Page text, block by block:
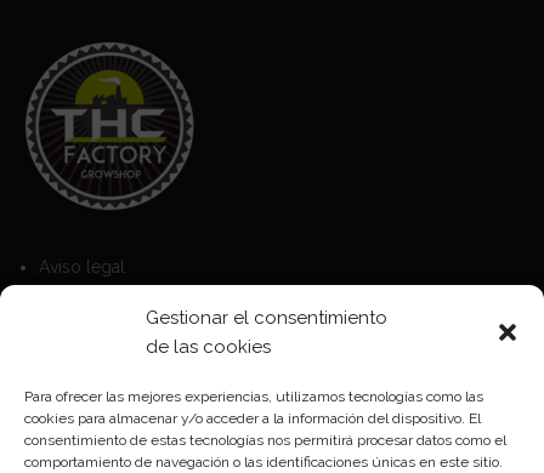
Gestionar el consentimiento
de las cookies
Para ofrecer las mejores experiencias, utilizamos tecnologías como las
cookies para almacenar y/o acceder a la información del dispositivo. El
consentimiento de estas tecnologías nos permitirá procesar datos como el
comportamiento de navegación o las identificaciones únicas en este sitio.
Aviso legal
Política de privacidad
Formas de pago